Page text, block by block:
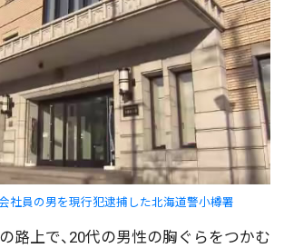
社員の男を現行犯逮捕した北海道警小樽署
路上で、20代の男性の胸ぐらをつかむ